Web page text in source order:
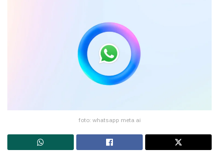
foto: whatsapp meta ai